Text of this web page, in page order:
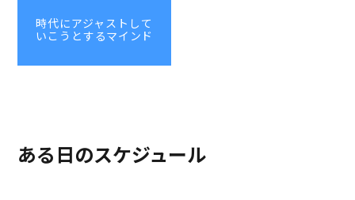
時代にアジャストして
いこうとするマインド
ある日のスケジュール